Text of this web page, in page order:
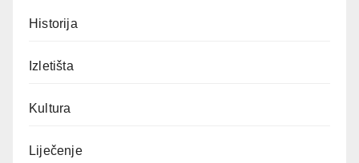
Historija
Izletišta
Kultura
Liječenje